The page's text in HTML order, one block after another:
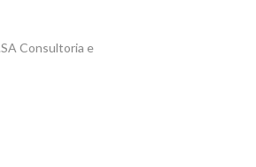
Consultoria e